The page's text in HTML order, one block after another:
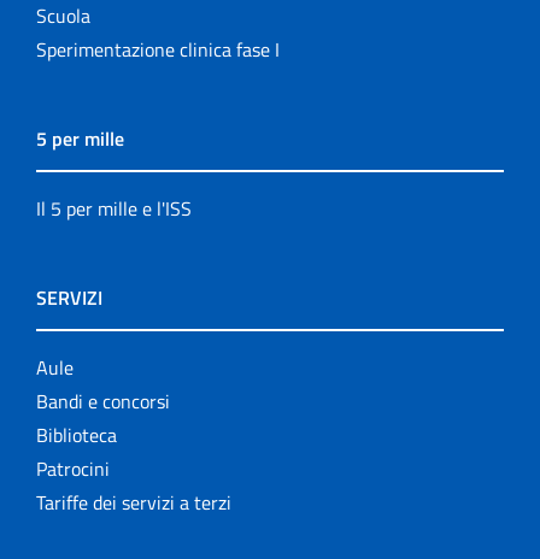
Scuola
Sperimentazione clinica fase I
5 per mille
Il 5 per mille e l'ISS
SERVIZI
Aule
Bandi e concorsi
Biblioteca
Patrocini
Tariffe dei servizi a terzi